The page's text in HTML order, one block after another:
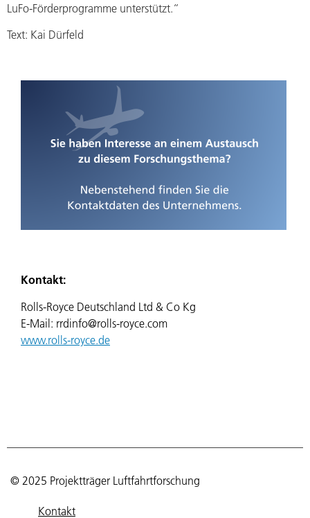
LuFo-Förderprogramme unterstützt.“
Text: Kai Dürfeld
Kontakt:
Rolls-Royce Deutschland Ltd & Co Kg
E-Mail: rrdinfo@rolls-royce.com
www.rolls-royce.de
© 2025 Projektträger Luftfahrtforschung
Kontakt